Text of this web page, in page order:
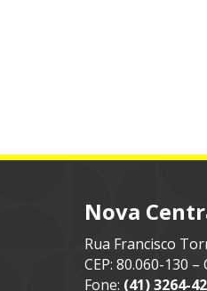
Nova
Rua Francisco
CEP: 80.060-130
Fone: (41) 3264-